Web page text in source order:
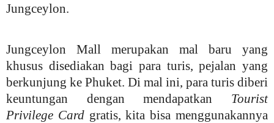
Jungceylon.
Jungceylon Mall merupakan mal baru yang
khusus disediakan bagi para turis, pejalan yang
berkunjung ke Phuket. Di mal ini, para turis diberi
keuntungan dengan mendapatkan Tourist
Privilege Card gratis, kita bisa menggunakannya